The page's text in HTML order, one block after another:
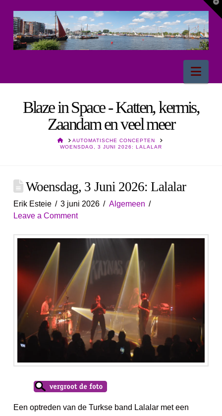
Blaze in Space - Katten, kermis,
Zaandam en veel meer
HOMEAUTOMATISCHE CONCEPTEN
WOENSDAG, 3 JUNI 2026: LALALAR
Woensdag, 3 Juni 2026: Lalalar
Erik Esteie 3 juni 2026
Algemeen
Leave a Comment
Een optreden van de Turkse band Lalalar met een